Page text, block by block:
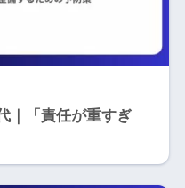
｜「責任が重すぎ